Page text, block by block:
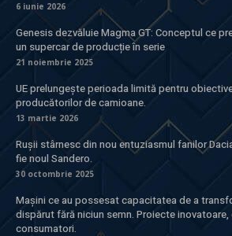
6 iunie 2026
Genesis dezvăluie Magma GT: Conceptul ce
un supercar de producție în serie
21 noiembrie 2025
UE prelungește perioada limită pentru
producătorilor de camioane.
13 martie 2026
Rușii stârnesc din nou entuziasmul fanilor
fie noul Sandero.
30 octombrie 2025
Mașini ce au possesat capacitatea de a
dispărut fără niciun semn. Proiecte
consumatori.